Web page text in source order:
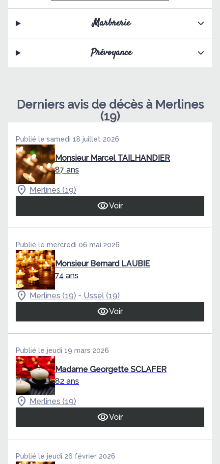
Marbrerie
Prévoyance
Derniers avis de décès à Merlines
(19)
Publié le samedi 18 juillet 2026
Monsieur Marcel TAILHANDIER
87 ans
Merlines (19)
Voir
Publié le mercredi 06 mai 2026
Monsieur Bernard LAUBIE
74 ans
Merlines (19) - Ussel (19)
Voir
Publié le jeudi 19 mars 2026
Madame Georgette SCLAFER
82 ans
Merlines (19)
Voir
Publié le jeudi 26 février 2026